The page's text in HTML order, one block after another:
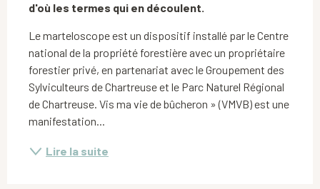
d'où les termes qui en découlent.
Le marteloscope est un dispositif installé par le Centre
national de la propriété forestière avec un propriétaire
forestier privé, en partenariat avec le Groupement des
Sylviculteurs de Chartreuse et le Parc Naturel Régional
de Chartreuse. Vis ma vie de bûcheron » (VMVB) est une
manifestation...
Lire la suite